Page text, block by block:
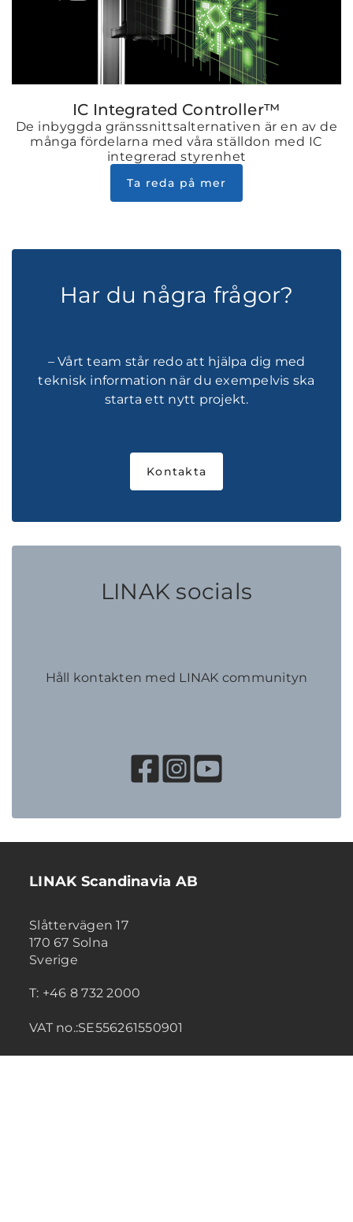
IC Integrated Controller™
De inbyggda gränssnittsalternativen är en av de
många fördelarna med våra ställdon med IC
integrerad styrenhet
Ta reda på mer
Har du några frågor?
– Vårt team står redo att hjälpa dig med
teknisk information när du exempelvis ska
starta ett nytt projekt.
Kontakta
LINAK socials
Håll kontakten med LINAK communityn
LINAK Scandinavia AB
Slåttervägen 17
170 67 Solna
Sverige
T: +46 8 732 2000
VAT no.:SE556261550901